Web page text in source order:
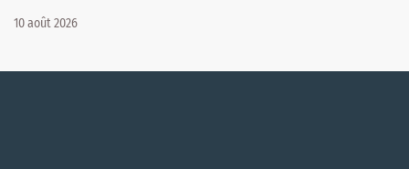
10 août 2026